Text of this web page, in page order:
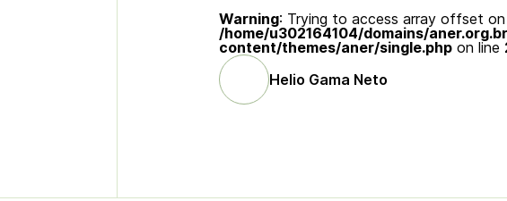
Warning: Trying to access array offset
/home/u302164104/domains/
content/themes/aner/single.php on line
Helio Gama Neto